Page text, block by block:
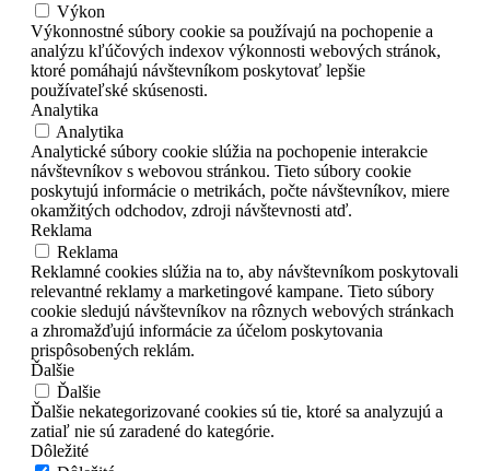
Výkon
Výkonnostné súbory cookie sa používajú na pochopenie a
analýzu kľúčových indexov výkonnosti webových stránok,
ktoré pomáhajú návštevníkom poskytovať lepšie
používateľské skúsenosti.
Analytika
Analytika
Analytické súbory cookie slúžia na pochopenie interakcie
návštevníkov s webovou stránkou. Tieto súbory cookie
poskytujú informácie o metrikách, počte návštevníkov, miere
okamžitých odchodov, zdroji návštevnosti atď.
Reklama
Reklama
Reklamné cookies slúžia na to, aby návštevníkom poskytovali
relevantné reklamy a marketingové kampane. Tieto súbory
cookie sledujú návštevníkov na rôznych webových stránkach
a zhromažďujú informácie za účelom poskytovania
prispôsobených reklám.
Ďalšie
Ďalšie
Ďalšie nekategorizované cookies sú tie, ktoré sa analyzujú a
zatiaľ nie sú zaradené do kategórie.
Dôležité